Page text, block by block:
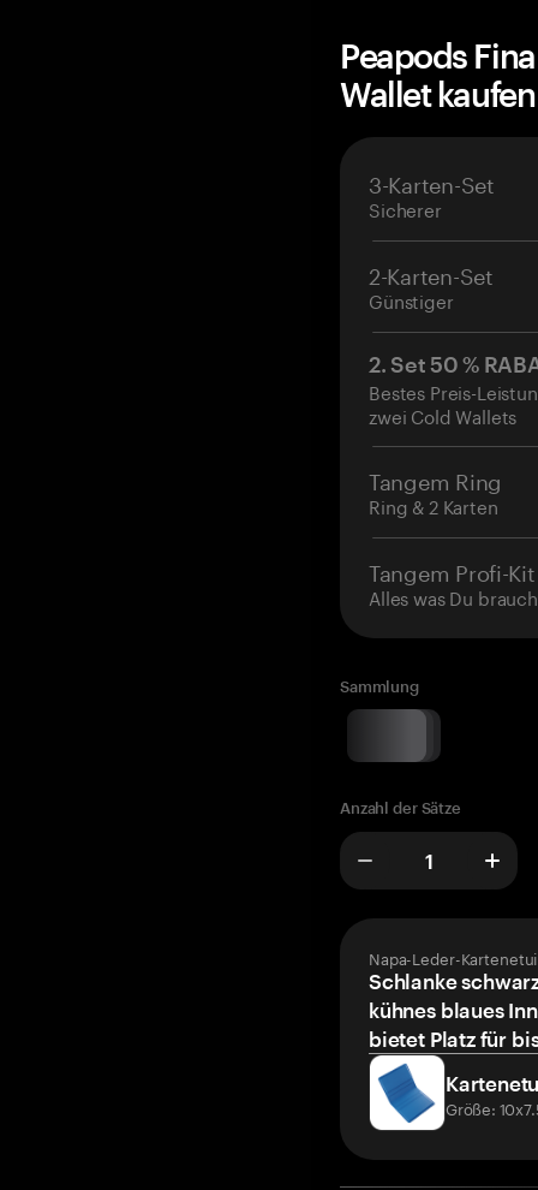
Peapods
Wallet
3-Karten-Set
Sicherer
2-Karten-Set
Günstiger
2. Set 50 %
Bestes Preis-
zwei Cold Wallets
Tangem Ring
Ring & 2 Karten
Tangem Profi-Kit
Alles was Du
Sammlung
Anzahl der Sätze
Napa-Leder-
Schlanke
kühnes blaues
bietet Platz für
Größe: